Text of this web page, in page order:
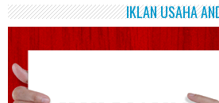
IKLAN USAHA